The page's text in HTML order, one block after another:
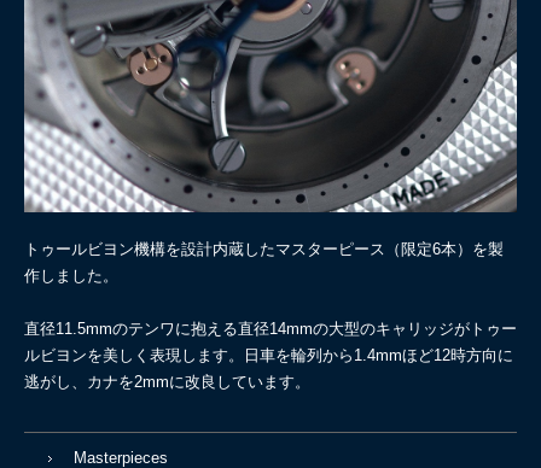
トゥールビヨン機構を設計内蔵したマスターピース（限定6本）を製
作しました。
直径11.5mmのテンワに抱える直径14mmの大型のキャリッジがトゥー
ルビヨンを美しく表現します。日車を輪列から1.4mmほど12時方向に
逃がし、カナを2mmに改良しています。
Masterpieces